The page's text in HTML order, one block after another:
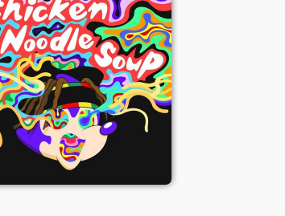
Chicken
Noodle Soup -
J-Hope (ft.
Becky G)
Voir le single